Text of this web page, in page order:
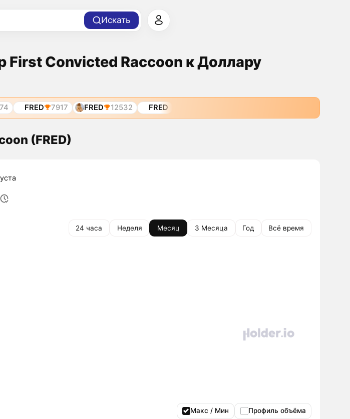
Искать
First Convicted Raccoon к Доллару
FRED 7917 FRED 12532 FRED
(FRED)
24 часа Неделя Месяц 3 Месяца Год Всё время
Макс / Мин Профиль объёма